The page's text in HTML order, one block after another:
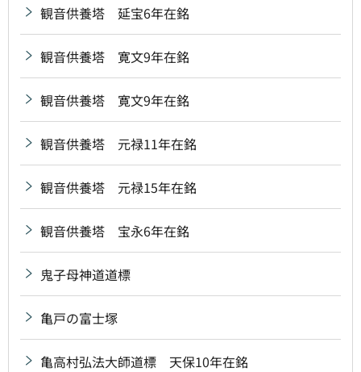
観音供養塔 延宝6年在銘
観音供養塔 寛文9年在銘
観音供養塔 寛文9年在銘
観音供養塔 元禄11年在銘
観音供養塔 元禄15年在銘
観音供養塔 宝永6年在銘
鬼子母神道道標
亀戸の富士塚
亀高村弘法大師道標 天保10年在銘